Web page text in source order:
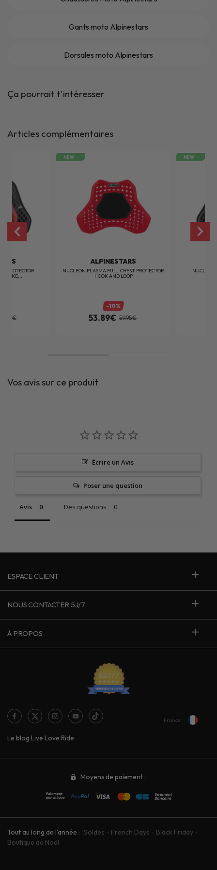
Gants moto Alpinestars
Dorsales moto Alpinestars
Ça pourrait t'intéresser
Articles complémentaires
PROTECTOR
NEW
ALPINESTARS
NUCLEON PLASMA FULL CHEST PROTECTOR
HOOK AND LOOP
-10%
53.89€ 59.95€
NEW
NUCLEON
Vos avis sur ce produit
Écrire un Avis
Poser une question
Avis Des questions
ESPACE CLIENT
NOUS CONTACTER 5J/7
À PROPOS
Le blog Live Love Ride
France
Moyens de paiement :
Tout au long de l'année : Soldes - French Days - Black Friday -
Boutique de Noël